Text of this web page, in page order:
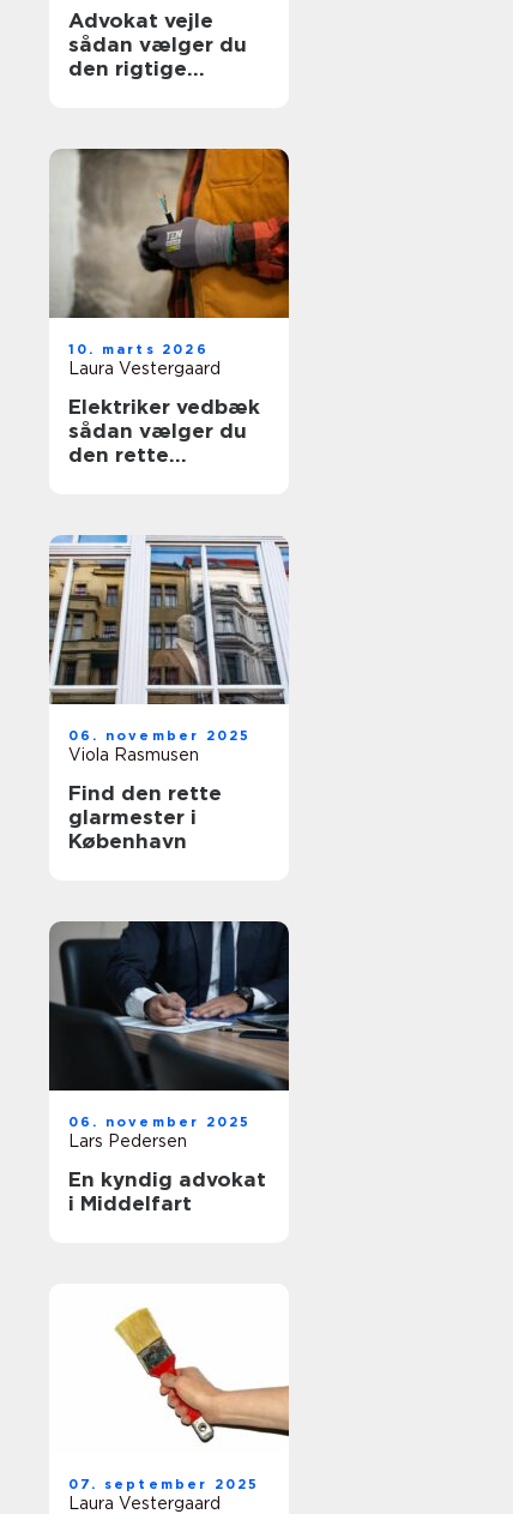
Advokat vejle
sådan vælger du
den rigtige
10. marts 2026
Laura Vestergaard
Elektriker vedbæk
sådan vælger du
den rette
06. november 2025
Viola Rasmusen
Find den rette
glarmester i
København
06. november 2025
Lars Pedersen
En kyndig advokat
i Middelfart
07. september 2025
Laura Vestergaard